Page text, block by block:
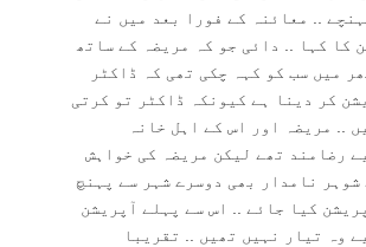
.. معائنہ کے فورا بعد میں نے
کا کہا .. دائی جو کہ مریضہ کے ساتھ
میں سب کو کہہ چکی تھی کہ ڈاکٹر
کر دینا ہے کیونکہ ڈاکٹر تو کرتی
.. مریضہ اور اس کے اہل خانہ
رضامند تھے لیکن مریضہ کی خواہش
شوہر نامدار بھی دوسرے شہر سے پہنچ
کیا جائے .. اس سے پہلے آپریشن
وہ تیار نہیں تھیں .. تقریبا